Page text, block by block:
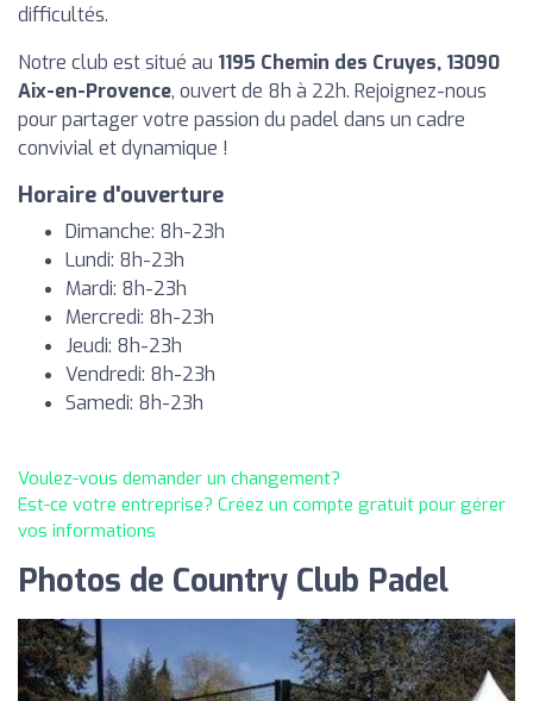
difficultés.
Notre club est situé au 1195 Chemin des Cruyes, 13090
Aix-en-Provence, ouvert de 8h à 22h. Rejoignez-nous
pour partager votre passion du padel dans un cadre
convivial et dynamique !
Horaire d'ouverture
Dimanche: 8h-23h
Lundi: 8h-23h
Mardi: 8h-23h
Mercredi: 8h-23h
Jeudi: 8h-23h
Vendredi: 8h-23h
Samedi: 8h-23h
Voulez-vous demander un changement?
Est-ce votre entreprise? Créez un compte gratuit pour gérer
vos informations
Photos de Country Club Padel